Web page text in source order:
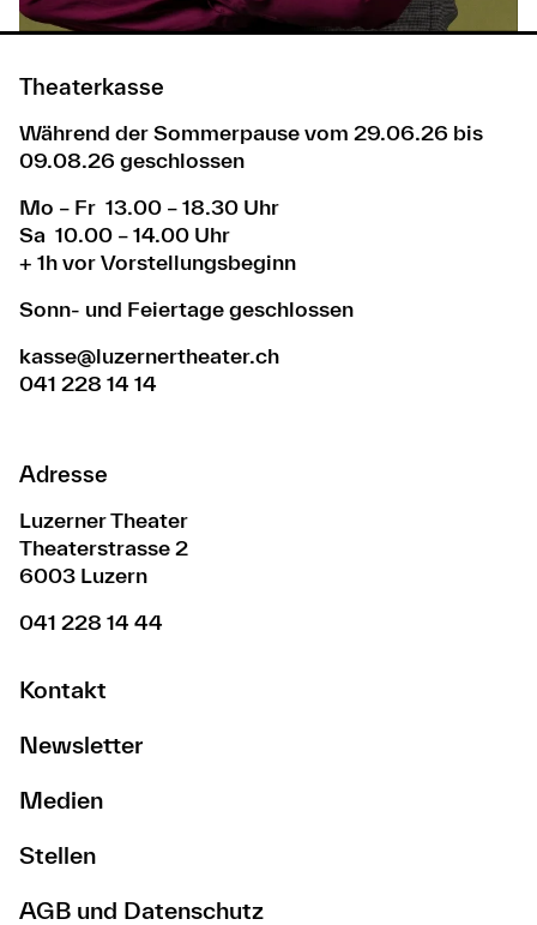
Theaterkasse
Während der Sommerpause vom 29.06.26 bis
09.08.26 geschlossen
Mo – Fr 13.00 – 18.30 Uhr
Sa 10.00 – 14.00 Uhr
+ 1h vor Vorstellungsbeginn
Sonn- und Feiertage geschlossen
kasse@luzernertheater.ch
041 228 14 14
Adresse
Luzerner Theater
Theaterstrasse 2
6003 Luzern
041 228 14 44
Kontakt
Newsletter
Medien
Stellen
AGB und Datenschutz